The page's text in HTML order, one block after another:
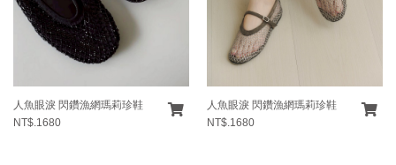
人魚眼淚 閃鑽漁網瑪莉珍鞋
NT$.1680
人魚眼淚 閃鑽漁網瑪莉珍鞋
NT$.1680